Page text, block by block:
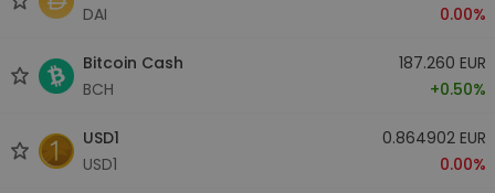
DAI
0.00%
Bitcoin Cash
BCH
187.260 EUR
+0.50%
USD1
USD1
0.864902 EUR
0.00%